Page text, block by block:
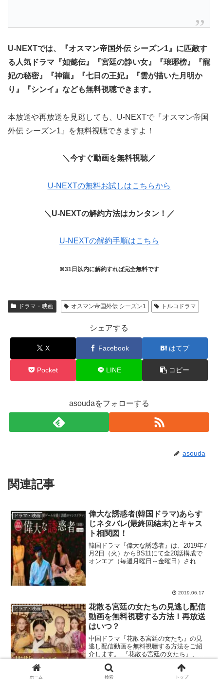
U-NEXTでは、『オスマン帝国外伝 シーズン1』に匹敵す
る人気ドラマ『如懿伝』『宮廷の諍い女』『琅琊榜』『寵
妃の秘密』『神龍』『七日の王妃』『雲が描いた月明か
り』『シンイ』なども無料視聴できます。
本放送や再放送を見逃しても、U-NEXTで『オスマン帝国
外伝 シーズン1』を無料視聴できますよ！
＼今すぐ動画を無料視聴／
U-NEXTの無料お試しはこちらから
＼U-NEXTの解約方法はカンタン！／
U-NEXTの解約手順はこちら
※31日以内に解約すれば完全無料です
ドラマ・映画 オスマン帝国外伝 シーズン1 トルコドラマ
シェアする
X Facebook はてブ
Pocket LINE コピー
asoudaをフォローする
asouda
関連記事
ドラマ・映画
偉大な誘惑者(韓国ドラマ)あらす
じネタバレ(最終回結末)とキャス
ト相関図！
韓国ドラマ『偉大な誘惑者』は、2019年7
月2日（火）からBS11にて全20話構成で
オンエア（毎週月曜日～金曜日）される
2019.06.17
ドラマ・映画
花散る宮廷の女たちの見逃し配信
動画を無料視聴する方法！再放送
はいつ？
中国ドラマ『花散る宮廷の女たち』の見
逃し配信動画を無料視聴する方法をご紹
介します。 『花散る宮廷の女たち』、第
見られるサイトってあるかな？
dailymotionや9tsuは違法で怖いなぁ。合
ホーム 検索 トップ